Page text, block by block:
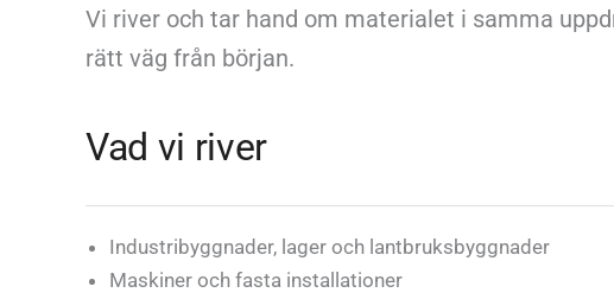
Vi river och tar hand om materialet i samma
rätt väg från början.
Vad vi river
Industribyggnader, lager och lantbruksbyggnader
Maskiner och fasta installationer